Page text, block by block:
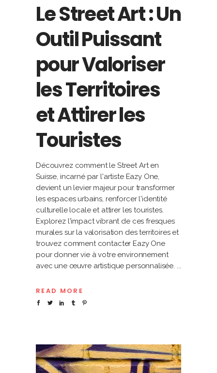
Le Street Art : Un
Outil Puissant
pour Valoriser
les Territoires
et Attirer les
Touristes
Découvrez comment le Street Art en
Suisse, incarné par l'artiste Eazy One,
devient un levier majeur pour transformer
les espaces urbains, renforcer l'identité
culturelle locale et attirer les touristes.
Explorez l'impact vibrant de ces fresques
murales sur la valorisation des territoires et
trouvez comment contacter Eazy One
pour donner vie à votre environnement
avec une œuvre artistique personnalisée.
READ MORE